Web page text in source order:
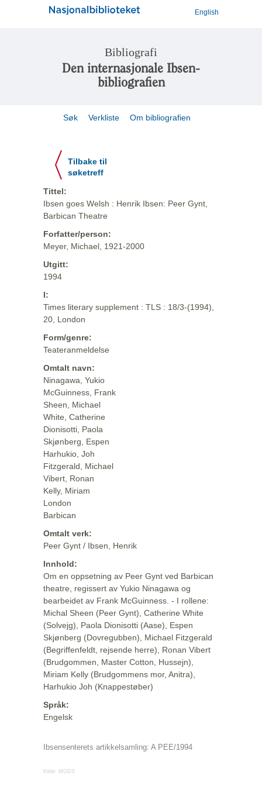
English
Bibliografi
Den internasjonale Ibsen-
bibliografien
Søk Verkliste Om bibliografien
Tilbake til
søketreff
Tittel:
Ibsen goes Welsh : Henrik Ibsen: Peer Gynt,
Barbican Theatre
Forfatter/person:
Meyer, Michael, 1921-2000
Utgitt:
1994
I:
Times literary supplement : TLS : 18/3-(1994),
20, London
Form/genre:
Teateranmeldelse
Omtalt navn:
Ninagawa, Yukio
McGuinness, Frank
Sheen, Michael
White, Catherine
Dionisotti, Paola
Skjønberg, Espen
Harhukio, Joh
Fitzgerald, Michael
Vibert, Ronan
Kelly, Miriam
London
Barbican
Omtalt verk:
Peer Gynt / Ibsen, Henrik
Innhold:
Om en oppsetning av Peer Gynt ved Barbican
theatre, regissert av Yukio Ninagawa og
bearbeidet av Frank McGuinness. - I rollene:
Michal Sheen (Peer Gynt), Catherine White
(Solvejg), Paola Dionisotti (Aase), Espen
Skjønberg (Dovregubben), Michael Fitzgerald
(Begriffenfeldt, rejsende herre), Ronan Vibert
(Brudgommen, Master Cotton, Hussejn),
Miriam Kelly (Brudgommens mor, Anitra),
Harhukio Joh (Knappestøber)
Språk:
Engelsk
Ibsensenterets artikkelsamling: A PEE/1994
Kilde: MODS